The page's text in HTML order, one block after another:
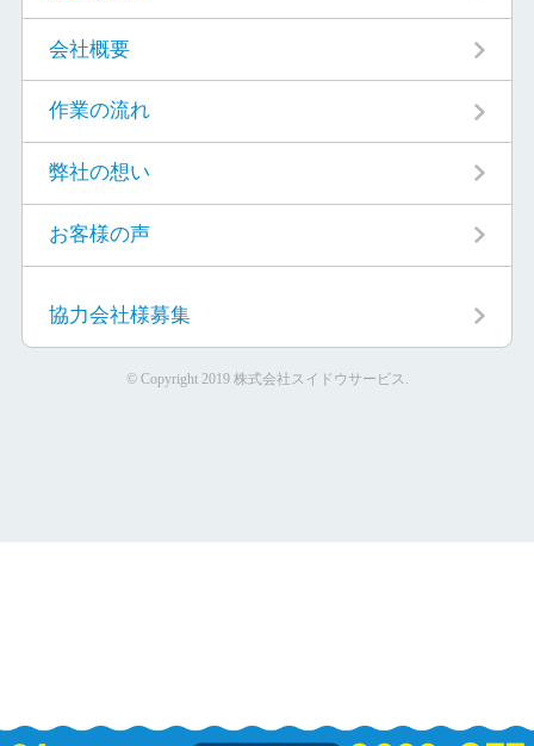
会社概要
作業の流れ
弊社の想い
お客様の声
協力会社様募集
© Copyright 2019 株式会社スイドウサービス.